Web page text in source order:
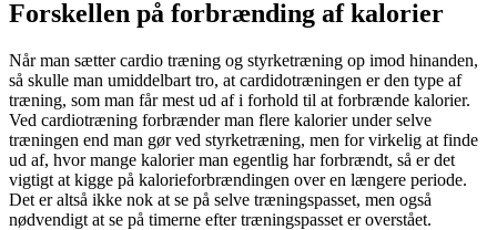
Forskellen på forbrænding af kalorier
Når man sætter cardio træning og styrketræning op imod hinanden,
så skulle man umiddelbart tro, at cardidotræningen er den type af
træning, som man får mest ud af i forhold til at forbrænde kalorier.
Ved cardiotræning forbrænder man flere kalorier under selve
træningen end man gør ved styrketræning, men for virkelig at finde
ud af, hvor mange kalorier man egentlig har forbrændt, så er det
vigtigt at kigge på kalorieforbrændingen over en længere periode.
Det er altså ikke nok at se på selve træningspasset, men også
nødvendigt at se på timerne efter træningspasset er overstået.